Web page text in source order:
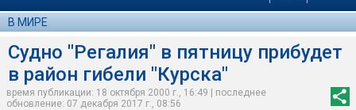
В МИРЕ
Судно "Регалия" в пятницу прибудет
в район гибели "Курска"
время публикации: 18 октября 2000 г., 16:49 | последнее
обновление: 07 декабря 2017 г., 08:56